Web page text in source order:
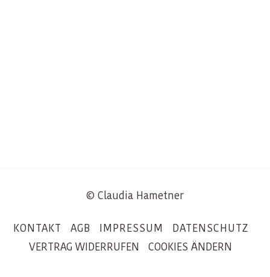
© Claudia Hametner
KONTAKT AGB IMPRESSUM
DATENSCHUTZ
VERTRAG WIDERRUFEN
COOKIES ÄNDERN